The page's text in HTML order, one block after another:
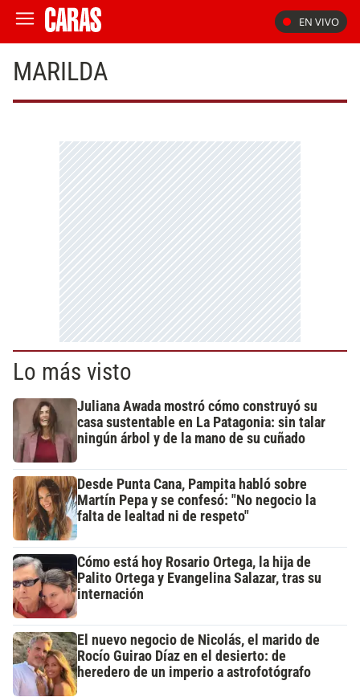
EN VIVO
MARILDA
Lo más visto
Juliana Awada mostró cómo construyó su
casa sustentable en La Patagonia: sin talar
ningún árbol y de la mano de su cuñado
Desde Punta Cana, Pampita habló sobre
Martín Pepa y se confesó: "No negocio la
falta de lealtad ni de respeto"
Cómo está hoy Rosario Ortega, la hija de
Palito Ortega y Evangelina Salazar, tras su
internación
El nuevo negocio de Nicolás, el marido de
Rocío Guirao Díaz en el desierto: de
heredero de un imperio a astrofotógrafo